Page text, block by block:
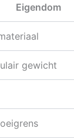
Eigendom
gewicht